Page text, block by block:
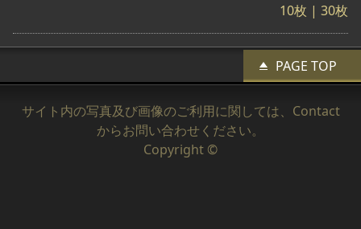
10枚 | 30枚
PAGE TOP
サイト内の写真及び画像のご利用に関しては、 Contact
からお問い合わせください。
Copyright ©